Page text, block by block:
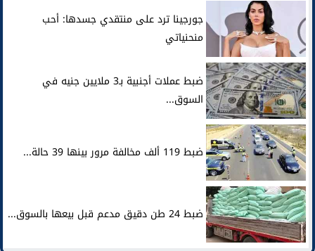
جورجينا ترد على منتقدي جسدها: أحب
منحنياتي
ضبط عملات أجنبية بـ3 ملايين جنيه في
السوق...
ضبط 119 ألف مخالفة مرور بينها 39 حالة...
ضبط 24 طن دقيق مدعم قبل بيعها بالسوق...